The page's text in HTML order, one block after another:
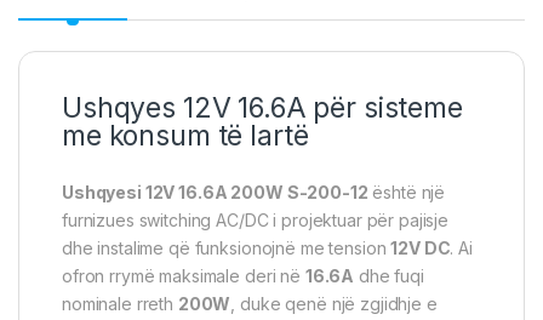
Ushqyes 12V 16.6A për sisteme
me konsum të lartë
Ushqyesi 12V 16.6A 200W S-200-12 është një
furnizues switching AC/DC i projektuar për pajisje
dhe instalime që funksionojnë me tension12V DC. Ai
ofron rrymë maksimale deri në 16.6A dhe fuqi
nominale rreth 200W , duke qenë një zgjidhje e